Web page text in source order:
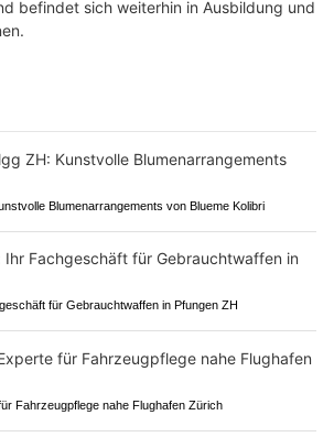
befindet sich weiterhin in Ausbildung und
Blumenarrangements von Blueme Kolibri
für Gebrauchtwaffen in Pfungen ZH
Fahrzeugpflege nahe Flughafen Zürich